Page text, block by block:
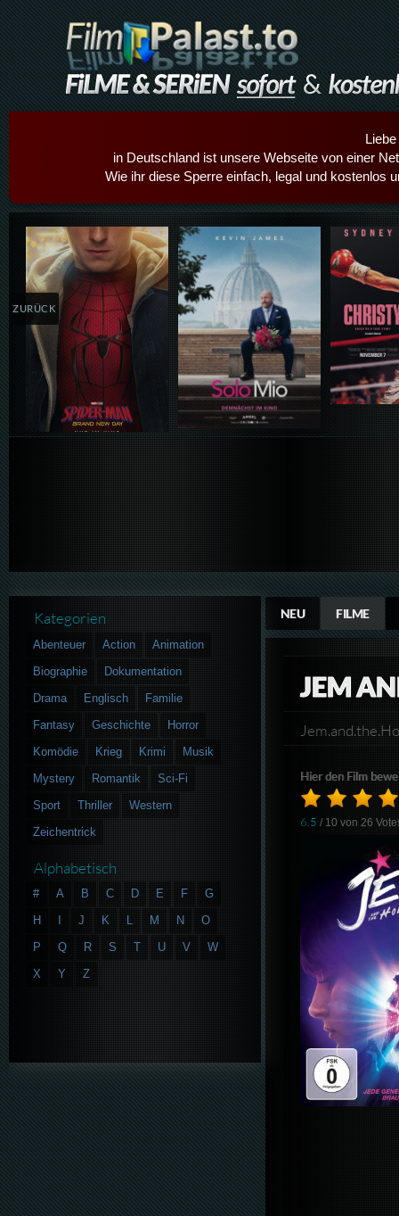
in Deutschland ist unsere Webseite von einer
Wie ihr diese Sperre einfach, legal und kostenlos
Details,Play Details,Play
ZURÜCK
NEU FILME
JEM
Hier den Film
6.5 / 10 von26
Kategorien
Abenteuer Action
Animation
Biographie
Dokumentation
Drama
Englisch
Familie
Fantasy
Geschichte
Horror
Komödie
Krieg Krimi
Musik
Mystery
Romantik
Sci-Fi
Sport
Thriller
Western
Zeichentrick
Alphabetisch
# A B C D E F
G
H
J K L M N
O
P
Q R S T U V
W
X
Y Z